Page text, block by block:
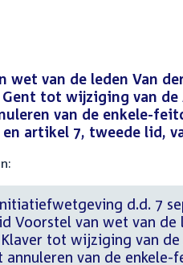
wet van de leden Van
Gent tot wijziging van
van de enkele-
artikel 7, tweede lid,
d.d. 7
Voorstel van wet van de leden
tot wijziging van
annuleren van de